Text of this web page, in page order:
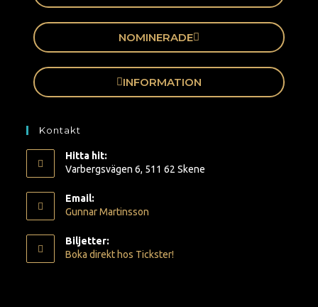
NOMINERADE
INFORMATION
Kontakt
Hitta hit:
Varbergsvägen 6, 511 62 Skene
Email:
Gunnar Martinsson
Biljetter:
Boka direkt hos Tickster!